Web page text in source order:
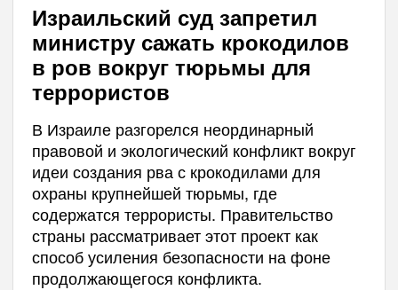
Израильский суд запретил
министру сажать крокодилов
в ров вокруг тюрьмы для
террористов
В Израиле разгорелся неординарный
правовой и экологический конфликт вокруг
идеи создания рва с крокодилами для
охраны крупнейшей тюрьмы, где
содержатся террористы. Правительство
страны рассматривает этот проект как
способ усиления безопасности на фоне
продолжающегося конфликта.